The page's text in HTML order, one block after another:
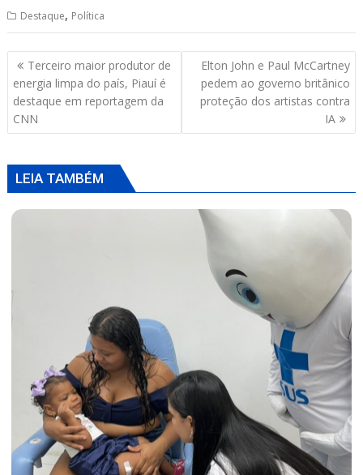
at
s
A
p
p
e
b
o
o
k
re
a
d
s
ai
l
ar
e
Destaque, Política
Navegação
de
Post
Terceiro maior produtor de
energia limpa do país, Piauí é
destaque em reportagem da
CNN
Elton John e Paul McCartney
pedem ao governo britânico
proteção dos artistas contra
IA
LEIA TAMBÉM